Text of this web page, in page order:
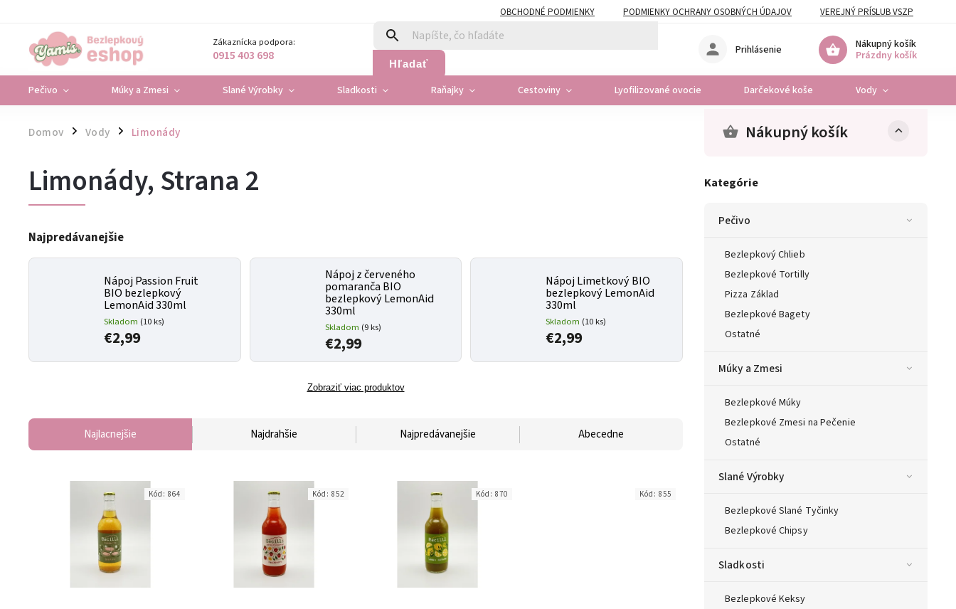
OBCHODNÉ PODMIENKY PODMIENKY OCHRANY OSOBNÝCH ÚDAJOV VEREJNÝ PRÍSLUB VSZP
Zákaznícka podpora:
0915 403 698 Hľadať
Nákupný košík
Prázdny košík
Prihlásenie
Pečivo Múky a Zmesi Slané Výrobky Sladkosti Raňajky Cestoviny Lyofilizované ovocie Darčekové koše Vody
Domov / Vody / Limonády Nákupný košík
Kategórie
Pečivo
Bezlepkový Chlieb
Bezlepkové Tortilly
Pizza Základ
Bezlepkové Bagety
Ostatné
Múky a Zmesi
Bezlepkové Múky
Bezlepkové Zmesi na Pečenie
Ostatné
Slané Výrobky
Bezlepkové Slané Tyčinky
Bezlepkové Chipsy
Sladkosti
Bezlepkové Keksy
Limonády, Strana 2
Najpredávanejšie
Nápoj Passion Fruit
BIO bezlepkový
LemonAid 330ml
Skladom (10 ks)
€2,99
Nápoj z červeného
pomaranča BIO
bezlepkový LemonAid
330ml
Skladom (9 ks)
€2,99
Nápoj Limetkový BIO
bezlepkový LemonAid
330ml
Skladom (10 ks)
€2,99
Zobraziť viac produktov
Najlacnejšie Najdrahšie Najpredávanejšie Abecedne
Kód: 864 Kód: 852 Kód: 870 Kód: 855